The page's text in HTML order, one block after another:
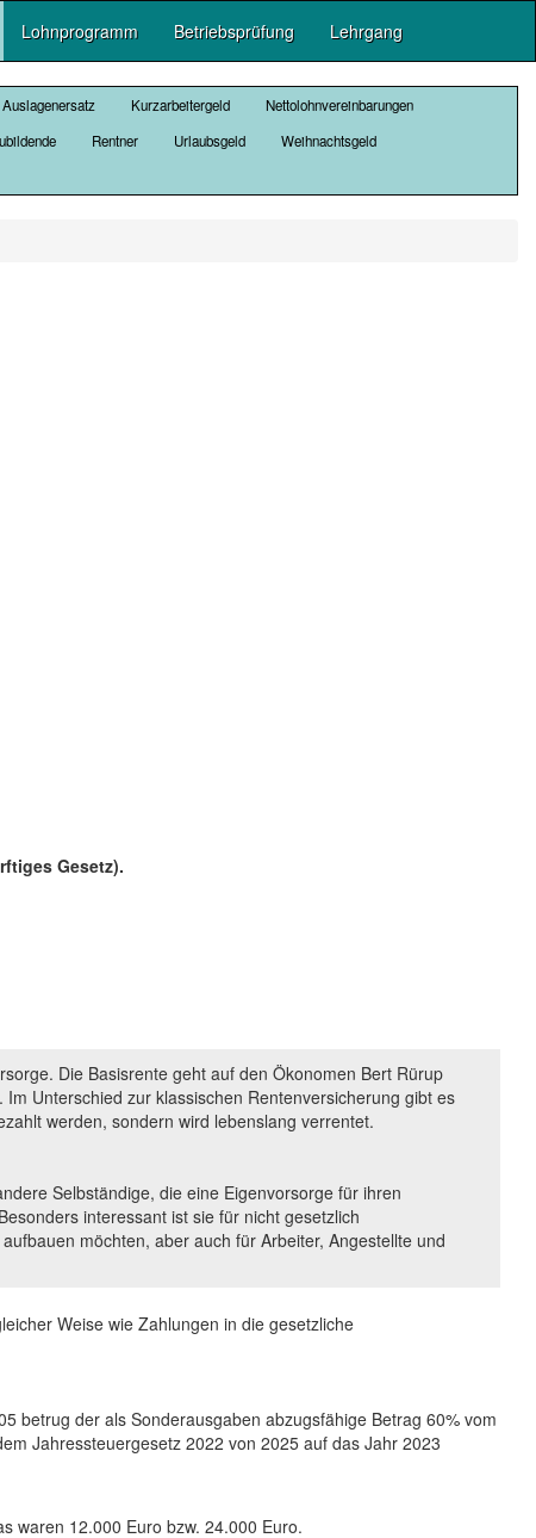
Lohnprogramm Betriebsprüfung Lehrgang
Auslagenersatz Kurzarbeitergeld
Nettolohnvereinbarungen
Rentner Urlaubsgeld
Weihnachtsgeld
Gesetz).
Die Basisrente geht auf den Ökonomen Bert Rürup
Unterschied zur klassischen Rentenversicherung gibt es
werden, sondern wird lebenslang verrentet.
Selbständige, die eine Eigenvorsorge für ihren
interessant ist sie für nicht gesetzlich
möchten, aber auch für Arbeiter, Angestellte und
Weise wie Zahlungen in die gesetzliche
betrug der als Sonderausgaben abzugsfähige Betrag 60% vom
Jahressteuergesetz 2022 von 2025 auf das Jahr 2023
waren 12.000 Euro bzw. 24.000 Euro.